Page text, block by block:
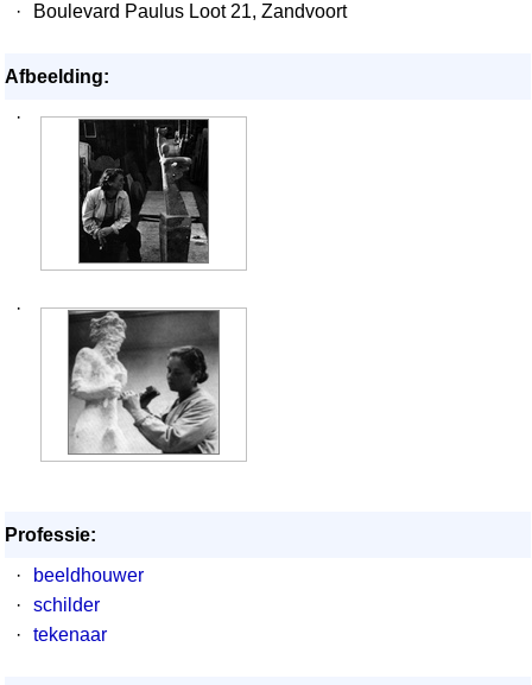
·
Boulevard Paulus Loot 21, Zandvoort
Afbeelding:
·
·
Professie:
·
beeldhouwer
·
schilder
·
tekenaar